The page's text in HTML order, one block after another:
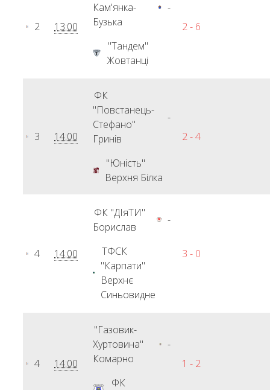
2 13:00
Кам'янка-
Бузька
-
"Тандем"
Жовтанці
2 - 6
3 14:00
ФК
"Повстанець-
Стефано"
Гринів
-
"Юність"
Верхня Білка
2 - 4
4 14:00
ФК "ДІяТИ"
Борислав
-
ТФСК
"Карпати"
Верхнє
Синьовидне
3 - 0
4 14:00
"Газовик-
Хуртовина"
Комарно
-
ФК
1 - 2